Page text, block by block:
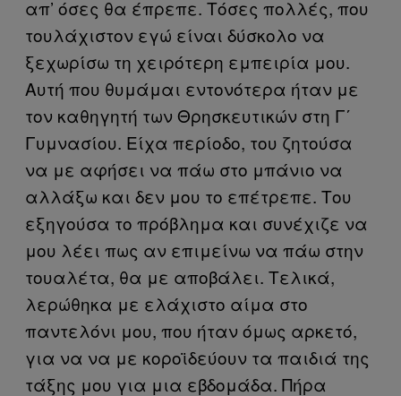
απ’ όσες θα έπρεπε. Τόσες πολλές, που
τουλάχιστον εγώ είναι δύσκολο να
ξεχωρίσω τη χειρότερη εμπειρία μου.
Αυτή που θυμάμαι εντονότερα ήταν με
τον καθηγητή των Θρησκευτικών στη Γ΄
Γυμνασίου. Είχα περίοδο, του ζητούσα
να με αφήσει να πάω στο μπάνιο να
αλλάξω και δεν μου το επέτρεπε. Του
εξηγούσα το πρόβλημα και συνέχιζε να
μου λέει πως αν επιμείνω να πάω στην
τουαλέτα, θα με αποβάλει. Τελικά,
λερώθηκα με ελάχιστο αίμα στο
παντελόνι μου, που ήταν όμως αρκετό,
για να να με κοροϊδεύουν τα παιδιά της
τάξης μου για μια εβδομάδα. Πήρα